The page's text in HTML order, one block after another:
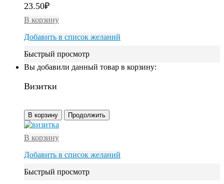
23.50₽
В корзину
Добавить в список желаний
Быстрый просмотр
Вы добавили данный товар в корзину:
Визитки
В корзину Продолжить
В корзину
Добавить в список желаний
Быстрый просмотр